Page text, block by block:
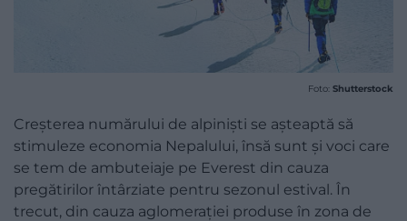
Foto: Shutterstock
Creșterea numărului de alpiniști se așteaptă să
stimuleze economia Nepalului, însă sunt și voci care
se tem de ambuteiaje pe Everest din cauza
pregătirilor întârziate pentru sezonul estival. În
trecut, din cauza aglomerației produse în zona de